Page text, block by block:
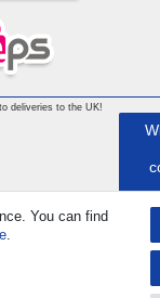
deliveries to the UK!
You can find
.